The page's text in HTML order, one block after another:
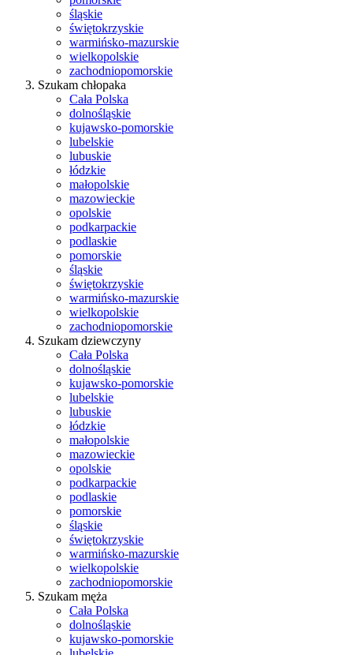
śląskie
świętokrzyskie
warmińsko-mazurskie
wielkopolskie
zachodniopomorskie
Szukam chłopaka
Cała Polska
dolnośląskie
kujawsko-pomorskie
lubelskie
lubuskie
łódzkie
małopolskie
mazowieckie
opolskie
podkarpackie
podlaskie
pomorskie
śląskie
świętokrzyskie
warmińsko-mazurskie
wielkopolskie
zachodniopomorskie
Szukam dziewczyny
Cała Polska
dolnośląskie
kujawsko-pomorskie
lubelskie
lubuskie
łódzkie
małopolskie
mazowieckie
opolskie
podkarpackie
podlaskie
pomorskie
śląskie
świętokrzyskie
warmińsko-mazurskie
wielkopolskie
zachodniopomorskie
Szukam męża
Cała Polska
dolnośląskie
kujawsko-pomorskie